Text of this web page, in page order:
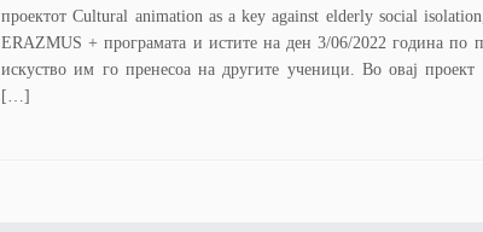
проектот Cultural animation as a key against elderly social
ERAZMUS + програмата и истите на ден 3/06/2022 година по
искуство им го пренесоа на другите ученици. Во овај проект
[…]